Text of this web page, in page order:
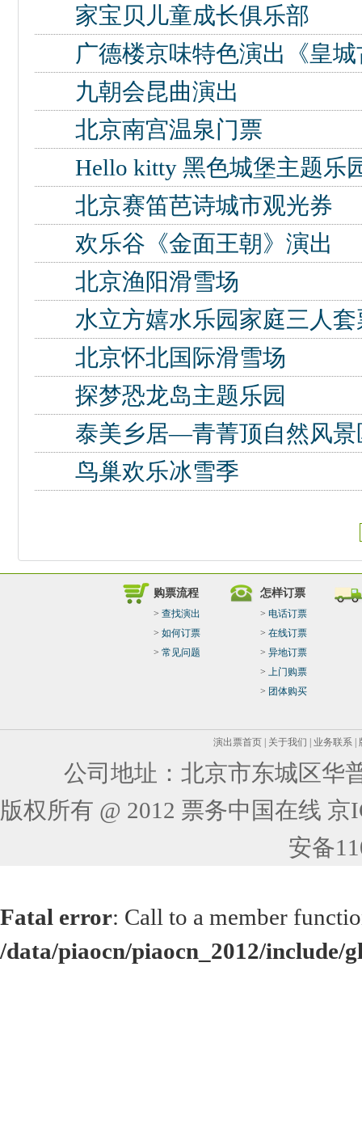
家宝贝儿童成长俱乐部
广德楼京味特色演出《皇
九朝会昆曲演出
北京南宫温泉门票
Hello kitty 黑色城堡主题乐
北京赛笛芭诗城市观光券
欢乐谷《金面王朝》演出
北京渔阳滑雪场
水立方嬉水乐园家庭三人
北京怀北国际滑雪场
探梦恐龙岛主题乐园
泰美乡居—青菁顶自然风景
鸟巢欢乐冰雪季
购票流程
> 查找演出
> 如何订票
> 常见问题
怎样订票
> 电话订票
> 在线订票
> 异地订票
> 上门购票
> 团体购买
演出票首页 关于我们 业务联系
公司地址：北京市东城区华
版权所有 @ 2012 票务中国在线
安备
Fatal error: Call to a member
/data/piaocn/piaocn_2012/include/